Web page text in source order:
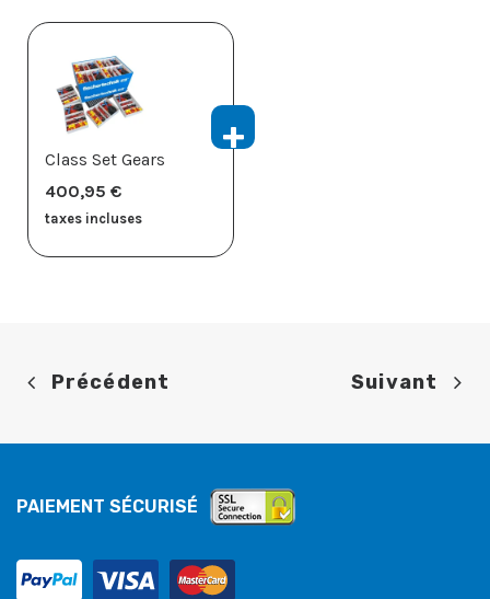
Class Set Gears
400,95 €
taxes incluses
Précédent Suivant
PAIEMENT SÉCURISÉ